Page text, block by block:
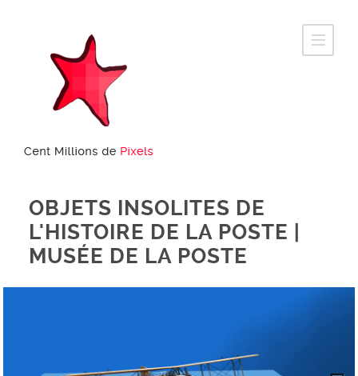
OBJETS INSOLITES DE
L'HISTOIRE DE LA POSTE |
MUSÉE DE LA POSTE